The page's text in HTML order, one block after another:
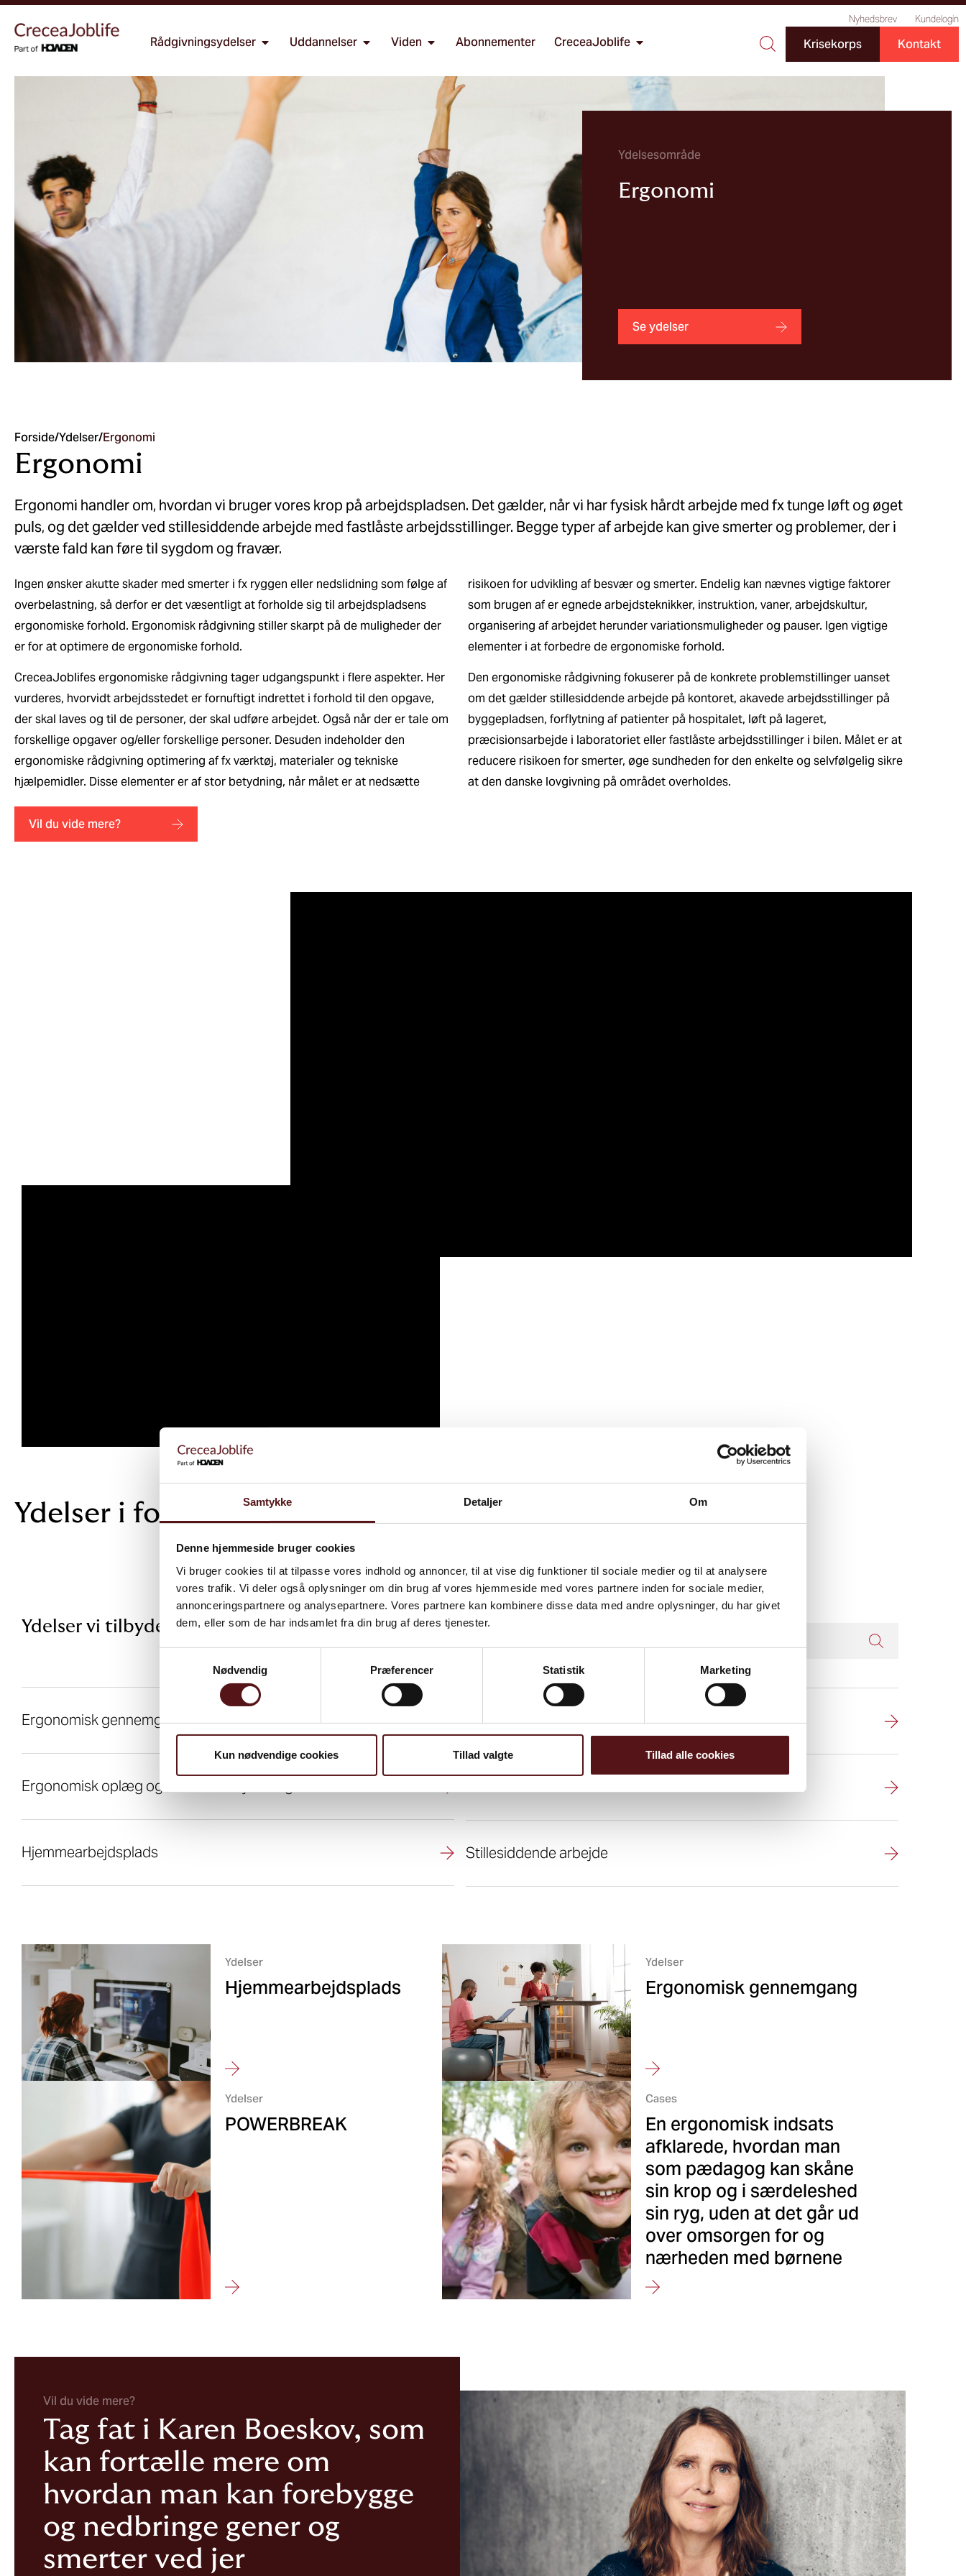
Samtykke Detaljer Om
Denne hjemmeside bruger cookies
Vi bruger cookies til at tilpasse vores indhold og annoncer, til at vise dig funktioner til sociale medier og til at analysere
vores trafik. Vi deler også oplysninger om din brug af vores hjemmeside med vores partnere inden for sociale medier,
annonceringspartnere og analysepartnere. Vores partnere kan kombinere disse data med andre oplysninger, du har givet
dem, eller som de har indsamlet fra din brug af deres tjenester.
Nødvendig
Præferencer Statistik Marketing
Kun nødvendige cookies Tillad valgte Tillad alle cookies
Nyhedsbrev Kundelogin
Rådgivningsydelser Uddannelser Viden Abonnementer CreceaJoblife Krisekorps Kontakt
Ydelsesområde
Ergonomi
Se ydelser
Forside/Ydelser/Ergonomi
Ergonomi
Ergonomi handler om, hvordan vi bruger vores krop på arbejdspladsen. Det gælder, når vi har fysisk hårdt arbejde med fx tunge løft og øget
puls, og det gælder ved stillesiddende arbejde med fastlåste arbejdsstillinger. Begge typer af arbejde kan give smerter og problemer, der i
værste fald kan føre til sygdom og fravær.
Ingen ønsker akutte skader med smerter i fx ryggen eller nedslidning som følge af
overbelastning, så derfor er det væsentligt at forholde sig til arbejdspladsens
ergonomiske forhold. Ergonomisk rådgivning stiller skarpt på de muligheder der
er for at optimere de ergonomiske forhold.
CreceaJoblifes ergonomiske rådgivning tager udgangspunkt i flere aspekter. Her
vurderes, hvorvidt arbejdsstedet er fornuftigt indrettet i forhold til den opgave,
der skal laves og til de personer, der skal udføre arbejdet. Også når der er tale om
forskellige opgaver og/eller forskellige personer. Desuden indeholder den
ergonomiske rådgivning optimering af fx værktøj, materialer og tekniske
hjælpemidler. Disse elementer er af stor betydning, når målet er at nedsætte
risikoen for udvikling af besvær og smerter. Endelig kan nævnes vigtige faktorer
som brugen af er egnede arbejdsteknikker, instruktion, vaner, arbejdskultur,
organisering af arbejdet herunder variationsmuligheder og pauser. Igen vigtige
elementer i at forbedre de ergonomiske forhold.
Den ergonomiske rådgivning fokuserer på de konkrete problemstillinger uanset
om det gælder stillesiddende arbejde på kontoret, akavede arbejdsstillinger på
byggepladsen, forflytning af patienter på hospitalet, løft på lageret,
præcisionsarbejde i laboratoriet eller fastlåste arbejdsstillinger i bilen. Målet er at
reducere risikoen for smerter, øge sundheden for den enkelte og selvfølgelig sikre
at den danske lovgivning på området overholdes.
Vil du vide mere?
Ydelser i fokus
Ydelser vi tilbyder indenfor Ergonomi
Ergonomisk gennemgang
Ergonomisk oplæg og individuel vejledning
Hjemmearbejdsplads
Løfteteknik og gode arbejdsstillinger
Stillesiddende arbejde
Ydelser
Hjemmearbejdsplads
Ydelser
Ergonomisk gennemgang
Ydelser
POWERBREAK
Cases
En ergonomisk indsats
afklarede, hvordan man
som pædagog kan skåne
sin krop og i særdeleshed
sin ryg, uden at det går ud
over omsorgen for og
nærheden med børnene
Vil du vide mere?
Tag fat i Karen Boeskov, som
kan fortælle mere om
hvordan man kan forebygge
og nedbringe gener og
smerter ved jer